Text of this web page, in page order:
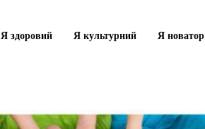
Я здоровий Я культурний Я новатор